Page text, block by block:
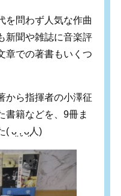
を問わず人気な作曲
新聞や雑誌に音楽評
章での著書もいくつ
から指揮者の小澤征
書籍などを、9冊ま
( ᴗ̤ .̮ ᴗ̤人)